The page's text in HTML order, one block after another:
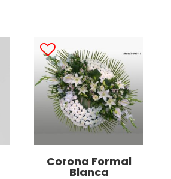
Corona Formal
Blanca